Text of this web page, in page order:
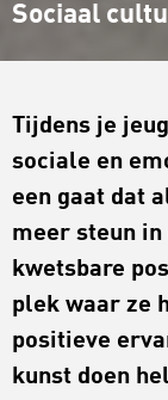
Sociaal
Tijdens je
sociale en
een gaat dat
meer steun in
kwetsbare
plek waar ze
positieve
kunst doen